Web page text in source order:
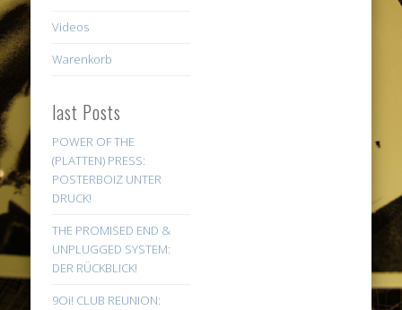
Videos
Warenkorb
last Posts
POWER OF THE
(PLATTEN) PRESS:
POSTERBOIZ UNTER
DRUCK!
THE PROMISED END &
UNPLUGGED SYSTEM:
DER RÜCKBLICK!
9Oi! CLUB REUNION: